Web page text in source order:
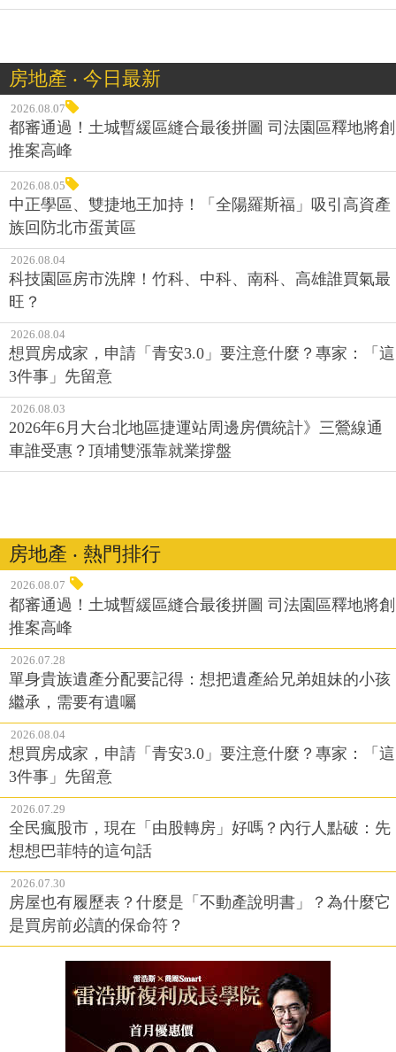
房地產 ‧ 今日最新
2026.08.07
都審通過！土城暫緩區縫合最後拼圖 司法園區釋地將創
推案高峰
2026.08.05
中正學區、雙捷地王加持！「全陽羅斯福」吸引高資產
族回防北市蛋黃區
2026.08.04
科技園區房市洗牌！竹科、中科、南科、高雄誰買氣最
旺？
2026.08.04
想買房成家，申請「青安3.0」要注意什麼？專家：「這
3件事」先留意
2026.08.03
2026年6月大台北地區捷運站周邊房價統計》三鶯線通
車誰受惠？頂埔雙漲靠就業撐盤
房地產 ‧ 熱門排行
2026.08.07
都審通過！土城暫緩區縫合最後拼圖 司法園區釋地將創
推案高峰
2026.07.28
單身貴族遺產分配要記得：想把遺產給兄弟姐妹的小孩
繼承，需要有遺囑
2026.08.04
想買房成家，申請「青安3.0」要注意什麼？專家：「這
3件事」先留意
2026.07.29
全民瘋股市，現在「由股轉房」好嗎？內行人點破：先
想想巴菲特的這句話
2026.07.30
房屋也有履歷表？什麼是「不動產說明書」？為什麼它
是買房前必讀的保命符？